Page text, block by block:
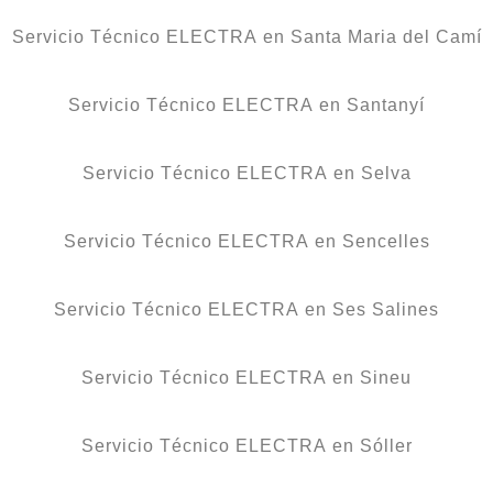
Servicio Técnico ELECTRA en Santa Maria del Camí
Servicio Técnico ELECTRA en Santanyí
Servicio Técnico ELECTRA en Selva
Servicio Técnico ELECTRA en Sencelles
Servicio Técnico ELECTRA en Ses Salines
Servicio Técnico ELECTRA en Sineu
Servicio Técnico ELECTRA en Sóller